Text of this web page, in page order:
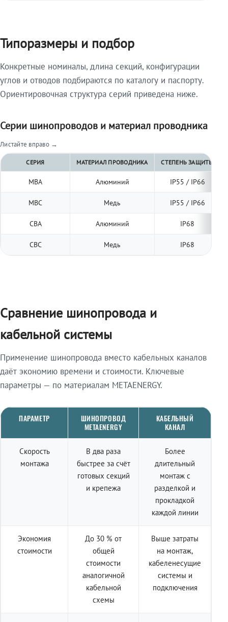
Типоразмеры и подбор
Конкретные номиналы, длина секций, конфигурации
углов и отводов подбираются по каталогу и паспорту.
Ориентировочная структура серий приведена ниже.
Серии шинопроводов и материал проводника
Листайте вправо →
СЕРИЯ МАТЕРИАЛ ПРОВОДНИКА СТЕПЕНЬ ЗАЩИТЫ
МВА Алюминий IP55 / IP66
МВС Медь IP55 / IP66
СВА Алюминий IP68
СВС Медь IP68
Сравнение шинопровода и
кабельной системы
Применение шинопровода вместо кабельных каналов
даёт экономию времени и стоимости. Ключевые
параметры — по материалам METAENERGY.
ПАРАМЕТР
ШИНОПРОВОД
METAENERGY
КАБЕЛЬНЫЙ
КАНАЛ
Скорость
монтажа
В два раза
быстрее за счёт
готовых секций
и крепежа
Более
длительный
монтаж с
разделкой и
прокладкой
каждой линии
Экономия
стоимости
До 30 % от
общей
стоимости
аналогичной
кабельной
схемы
Выше затраты
на монтаж,
кабеленесущие
системы и
подключения